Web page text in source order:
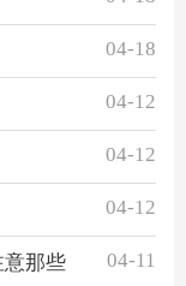
04-18
04-12
04-12
04-12
那些 04-11